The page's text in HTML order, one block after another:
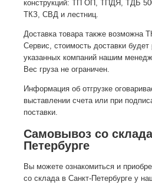
конструкций: ТП ОП, ТПДЯ, ТДБ
ТКЗ, СВД и лестниц.
Доставка товара также возможна
Сервис, стоимость доставки
указанных компаний нашим
Вес груза не ограничен.
Информация об отгрузке
выставлении счета или при
поставки.
Самовывоз со
Петербурге
Вы можете ознакомиться и
со склада в Санкт-Петербурге у